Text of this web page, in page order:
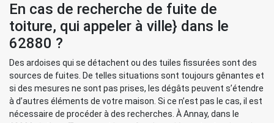
En cas de recherche de fuite de
toiture, qui appeler à ville} dans le
62880 ?
Des ardoises qui se détachent ou des tuiles fissurées sont des
sources de fuites. De telles situations sont toujours gênantes et
si des mesures ne sont pas prises, les dégâts peuvent s’étendre
à d’autres éléments de votre maison. Si ce n’est pas le cas, il est
nécessaire de procéder à des recherches. À Annay, dans le